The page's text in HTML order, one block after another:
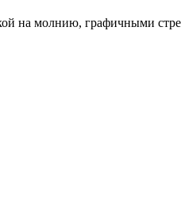
на молнию, графичными